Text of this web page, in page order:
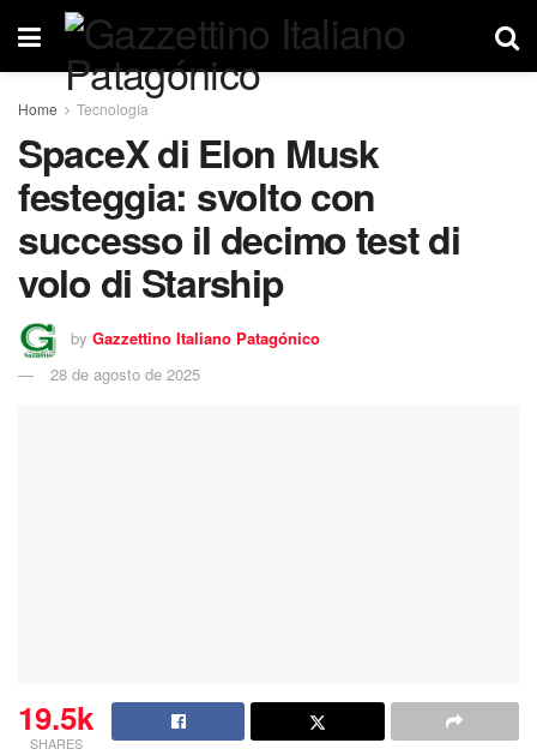
Home Tecnología
SpaceX di Elon Musk
festeggia: svolto con
successo il decimo test di
volo di Starship
by Gazzettino Italiano Patagónico
28 de agosto de 2025
19.5k
SHARES